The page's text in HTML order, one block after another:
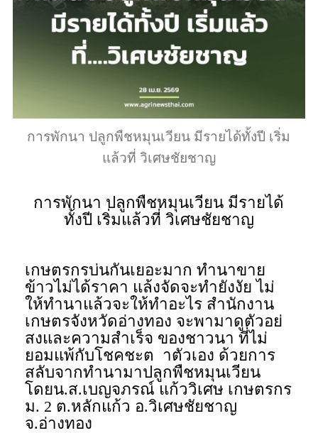
การพักนา ปลูกพืชหมุนเวียน มีรายได้ทั้งปี เริ่ม
แล้วที่ วิเศษชัยชาญ
การพักนา ปลูกพืชหมุนเวียน มีรายได้
ทั้งปี เริ่มแล้วที่ วิเศษชัยชาญ
เกษตรกรบ่นกันเยอะมาก ทำนาขาย
ข้าวไม่ได้ราคา แล้งจัดจะทำยังงัย ไม่
ให้ทำนาแล้วจะให้ทำอะไร สำนักงาน
เกษตรจังหวัดอ่างทอง จะพามาดูตัวอย่
สงและความสำเร็จ ของชาวนา ที่ไม่
ยอมแพ้กับโชคชะต าตัวเอง ด้วยการ
สลับจากทำนามาปลูกพืชหมุนเวียน
โดยน.ส.เบญจภรณ์ แก้ววิเศษ เกษตรกร
ม. 2 ต.หลักแก้ว อ.วิเศษชัยชาญ
จ.อ่างทอง